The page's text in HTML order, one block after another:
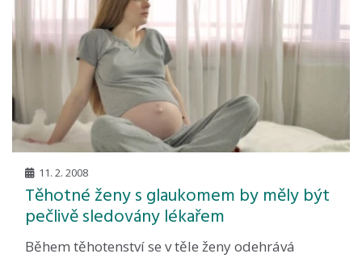
11. 2. 2008
Těhotné ženy s glaukomem by měly být
pečlivě sledovány lékařem
Během těhotenství se v těle ženy odehrává